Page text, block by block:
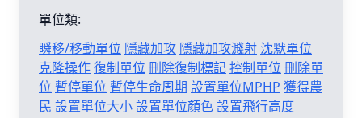
單位類:
瞬移/移動單位 隱藏加攻 隱藏加攻濺射 沈默單位
克隆操作復制單位 刪除復制標記控制單位 刪除單
位 暫停單位 暫停生命周期 設置單位MPHP 獲得農
民 設置單位大小設置單位顏色設置飛行高度